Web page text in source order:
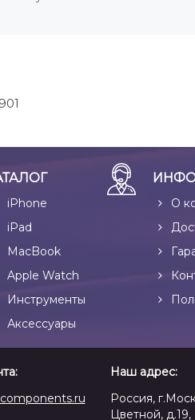
iPhone
iPad
MacBook
Apple Watch
Инструменты
Аксессуары
О
Наш адрес:
Россия,
Цветной, д.19,